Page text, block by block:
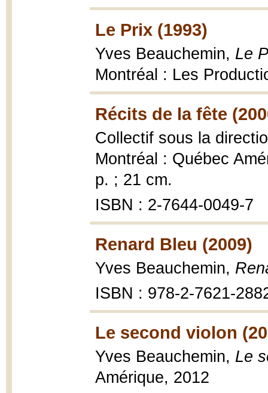
Le Prix (1993)
Yves Beauchemin, Le
Montréal : Les
Récits de la fête
Collectif sous la
Montréal : Québec
p. ; 21 cm.
ISBN : 2-7644-0049-7
Renard Bleu (2009)
Yves Beauchemin,
ISBN : 978-2-7621-
Le second violon
Yves Beauchemin, Le
Amérique, 2012